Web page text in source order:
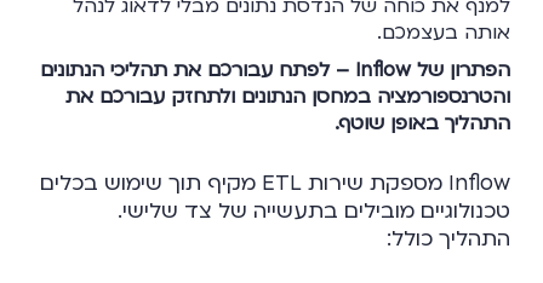
למנף את כוחה של הנדסת נתונים מבלי לדאוג לנהל
אותה בעצמכם.
הפתרון של Inflow – לפתח עבורכם את תהליכי הנתונים
והטרנספורמציה במחסן הנתונים ולתחזק עבורכם את
התהליך באופן שוטף.
Inflow מספקת שירות ETL מקיף תוך שימוש בכלים
טכנולוגיים מובילים בתעשייה של צד שלישי.
התהליך כולל: